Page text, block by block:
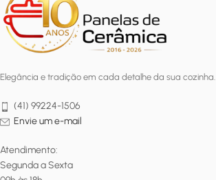
Elegância e tradição em cada detalhe da sua cozinha.
(41) 99224-1506
Envie um e-mail
Atendimento:
Segunda a Sexta